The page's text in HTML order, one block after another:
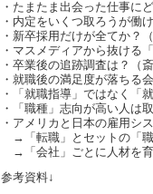
・たまたま出会った仕事に
・内定をいくつ取ろうが働
・新卒採用だけが全てか？
・マスメディアから抜ける
・卒業後の追跡調査は？（
・就職後の満足度が落ちる
・「就職指導」ではなく「
・「職種」志向が高い人は
・アメリカと日本の雇用シ
→「転職」とセットの「
→「会社」ごとに人材を
参考資料↓